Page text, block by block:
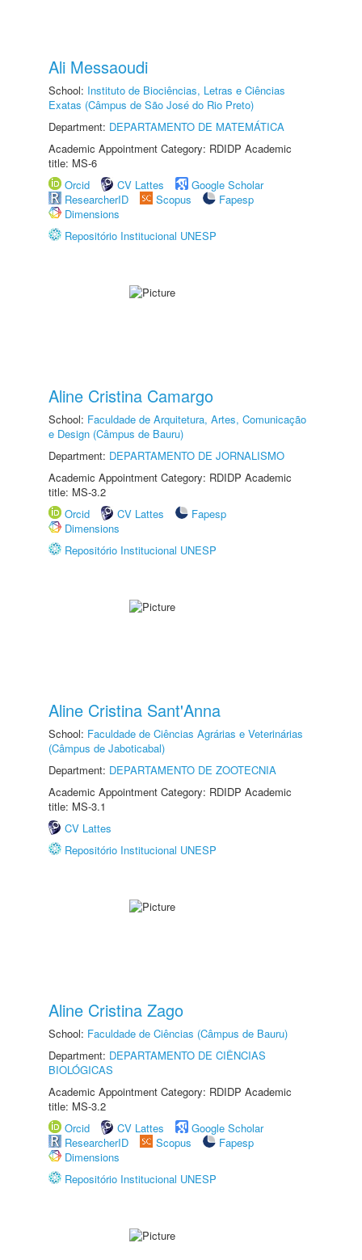
Ali Messaoudi
School: Instituto de Biociências, Letras e Ciências
Exatas (Câmpus de São José do Rio Preto)
Department: DEPARTAMENTO DE MATEMÁTICA
Academic Appointment Category: RDIDP Academic
title: MS-6
Orcid
CV Lattes
Google Scholar
ResearcherID
Scopus
Fapesp
Dimensions
Repositório Institucional UNESP
Aline Cristina Camargo
School: Faculdade de Arquitetura, Artes, Comunicação
e Design (Câmpus de Bauru)
Department: DEPARTAMENTO DE JORNALISMO
Academic Appointment Category: RDIDP Academic
title: MS-3.2
Orcid
CV Lattes
Fapesp
Dimensions
Repositório Institucional UNESP
Aline Cristina Sant'Anna
School: Faculdade de Ciências Agrárias e Veterinárias
(Câmpus de Jaboticabal)
Department: DEPARTAMENTO DE ZOOTECNIA
Academic Appointment Category: RDIDP Academic
title: MS-3.1
CV Lattes
Repositório Institucional UNESP
Aline Cristina Zago
School: Faculdade de Ciências (Câmpus de Bauru)
Department: DEPARTAMENTO DE CIÊNCIAS
BIOLÓGICAS
Academic Appointment Category: RDIDP Academic
title: MS-3.2
Orcid
CV Lattes
Google Scholar
ResearcherID
Scopus
Fapesp
Dimensions
Repositório Institucional UNESP